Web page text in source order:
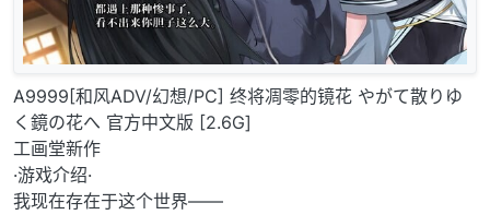
A9999[和风ADV/幻想/PC] 终将凋零的镜花 やがて散りゆ
く鏡の花へ 官方中文版 [2.6G]
工画堂新作
·游戏介绍·
我现在存在于这个世界——